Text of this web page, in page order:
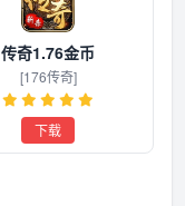
传奇1.76金币
[176传奇]
下载